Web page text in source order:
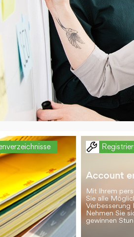
Account
Mit Ihrem
Sie alle
Verbesserung
Nehmen Sie
gewinnen